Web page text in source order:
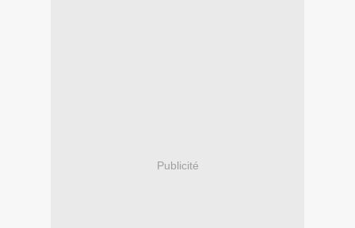
Publicité